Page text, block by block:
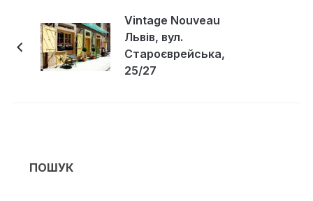
Vintage Nouveau
Львів, вул.
Староєврейська,
25/27
ПОШУК